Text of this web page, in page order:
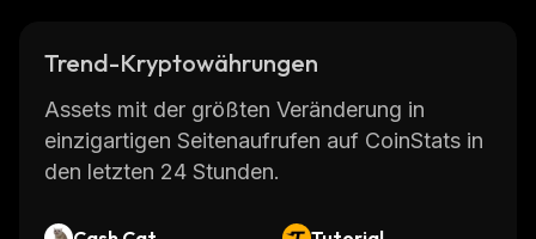
Trend-Kryptowährungen
Assets mit der größten Veränderung in
einzigartigen Seitenaufrufen auf CoinStats in
den letzten 24 Stunden.